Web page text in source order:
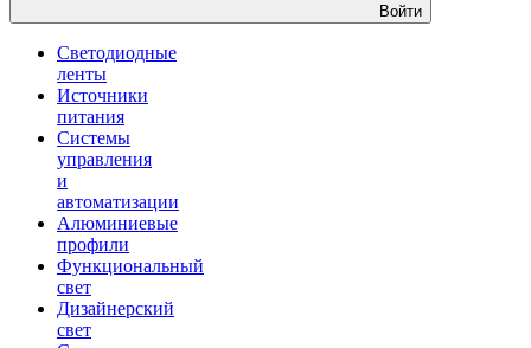
Войти
Светодиодные
ленты
Источники
питания
Системы
управления
и
автоматизации
Алюминиевые
профили
Функциональный
свет
Дизайнерский
свет